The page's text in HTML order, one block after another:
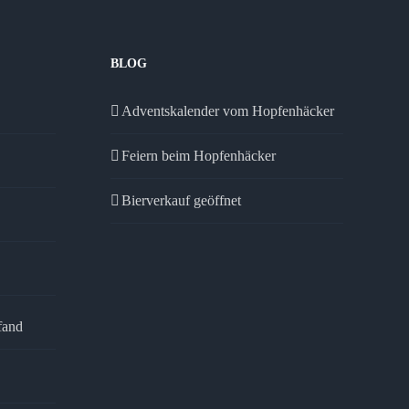
BLOG
Adventskalender vom Hopfenhäcker
Feiern beim Hopfenhäcker
Bierverkauf geöffnet